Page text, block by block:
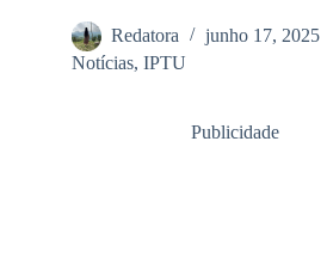
Redatora
junho 17, 2025
Notícias, IPTU
Publicidade